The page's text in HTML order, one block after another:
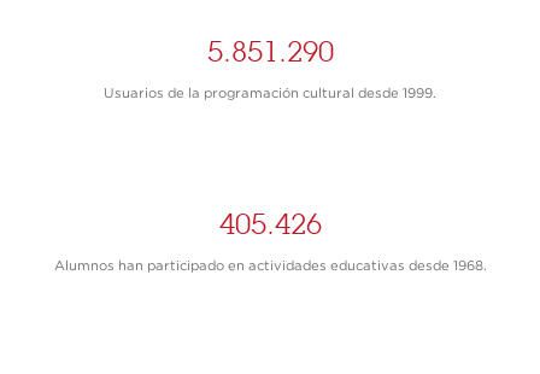
5.851.290
Usuarios de la programación cultural desde 1999.
405.426
Alumnos han participado en actividades educativas desde 1968.